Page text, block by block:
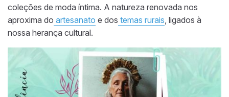
coleções de moda íntima. A natureza renovada nos
aproxima do artesanato e dos temas rurais , ligados à
nossa herança cultural.